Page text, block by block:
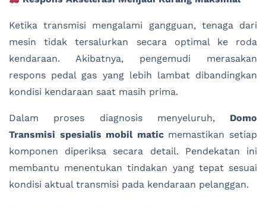
Ketika transmisi mengalami gangguan, tenaga dari
mesin tidak tersalurkan secara optimal ke roda
kendaraan. Akibatnya, pengemudi merasakan
respons pedal gas yang lebih lambat dibandingkan
kondisi kendaraan saat masih prima.
Dalam proses diagnosis menyeluruh, Domo
Transmisi spesialis mobil maticmemastikan setiap
komponen diperiksa secara detail. Pendekatan ini
membantu menentukan tindakan yang tepat sesuai
kondisi aktual transmisi pada kendaraan pelanggan.